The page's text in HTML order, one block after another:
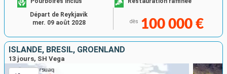
dès 100 000 €
Départ de Reykjavik
mer. 09 août 2028
ISLANDE, BRÉSIL, GRÖENLAND
13 jours, SH Vega